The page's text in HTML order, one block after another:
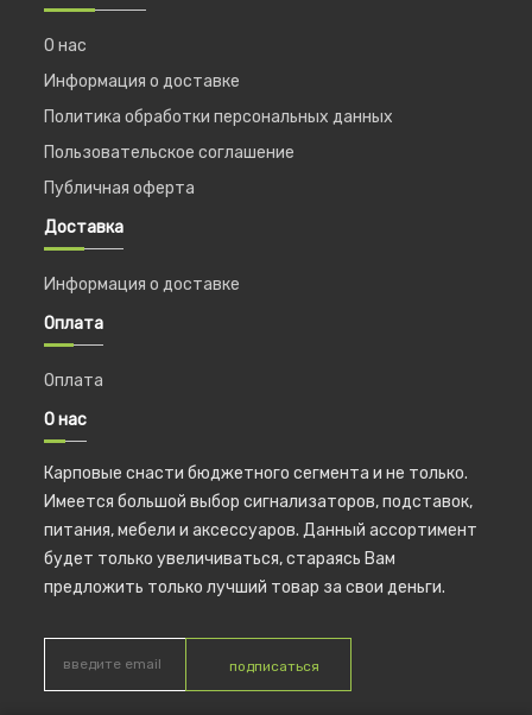
О нас
Информация о доставке
Политика обработки персональных данных
Пользовательское соглашение
Публичная оферта
Доставка
Информация о доставке
Оплата
Оплата
О нас
Карповые снасти бюджетного сегмента и не только.
Имеется большой выбор сигнализаторов, подставок,
питания, мебели и аксессуаров. Данный ассортимент
будет только увеличиваться, стараясь Вам
предложить только лучший товар за свои деньги.
подписаться